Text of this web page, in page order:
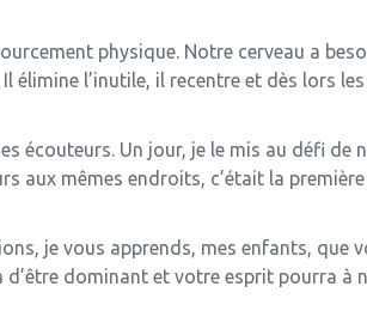
physique. Notre cerveau a
l’inutile, il recentre et dès lors
écouteurs. Un jour, je le mis au défi de
aux mêmes endroits, c’était la
je vous apprends, mes enfants, que
dominant et votre esprit pourra à